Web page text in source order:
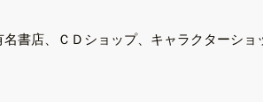
書店、ＣＤショップ、キャラクターシ